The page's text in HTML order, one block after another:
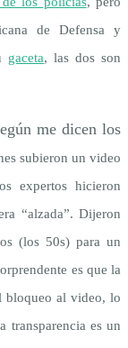
de Defensa y
gaceta, las dos son
me dicen los
subieron un video
expertos hicieron
“alzada”. Dijeron
(los 50s) para un
es que la
bloqueo al video, lo
transparencia es un